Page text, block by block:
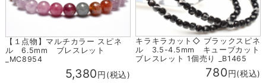
【１点物】マルチカラー スピネ
ル 6.5mm ブレスレット
_MC8954
5,380円(税込)
キラキラカット◇ ブラックスピネ
ル 3.5-4.5mm キューブカット
ブレスレット 1個売り _B1465
780円(税込)